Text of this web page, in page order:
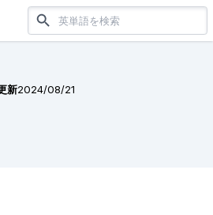
新2024/08/21